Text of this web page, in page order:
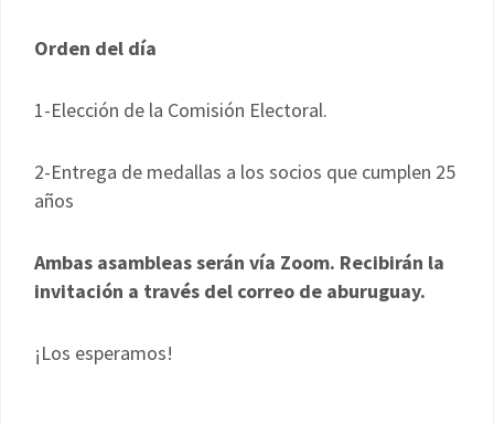
Orden del día
1-Elección de la Comisión Electoral.
2-Entrega de medallas a los socios que cumplen 25
años
Ambas asambleas serán vía Zoom. Recibirán la
invitación a través del correo de aburuguay.
¡Los esperamos!